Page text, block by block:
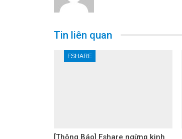
Tin liên quan
FSHARE
[Thông Báo] Fshare ngừng kinh